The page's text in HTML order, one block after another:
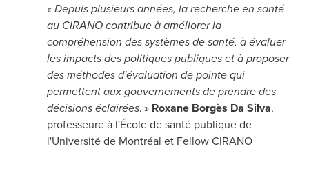
« Depuis plusieurs années, la recherche en santé
au CIRANO contribue à améliorer la
compréhension des systèmes de santé, à évaluer
les impacts des politiques publiques et à proposer
des méthodes d'évaluation de pointe qui
permettent aux gouvernements de prendre des
décisions éclairées. » Roxane Borgès Da Silva,
professeure à l'École de santé publique de
l'Université de Montréal et Fellow CIRANO